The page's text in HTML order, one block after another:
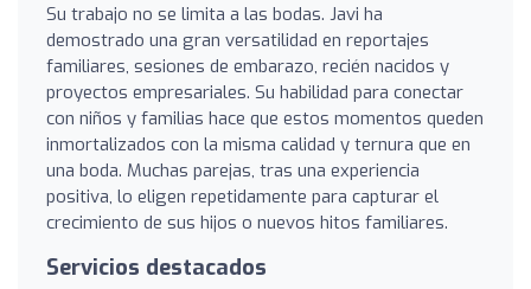
Su trabajo no se limita a las bodas. Javi ha
demostrado una gran versatilidad en reportajes
familiares, sesiones de embarazo, recién nacidos y
proyectos empresariales. Su habilidad para conectar
con niños y familias hace que estos momentos queden
inmortalizados con la misma calidad y ternura que en
una boda. Muchas parejas, tras una experiencia
positiva, lo eligen repetidamente para capturar el
crecimiento de sus hijos o nuevos hitos familiares.
Servicios destacados